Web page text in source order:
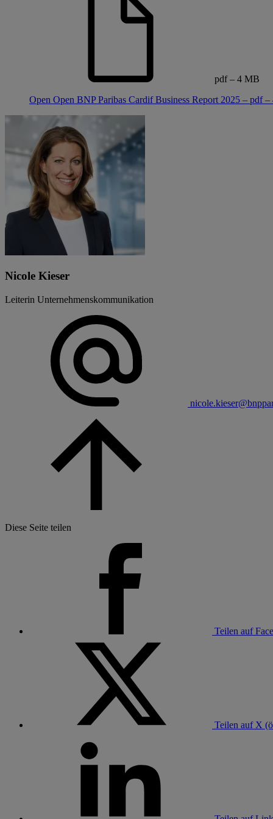
pdf – 4 MB
Open Open BNP Paribas Cardif Business Report 2025 – pdf
Nicole Kieser
Leiterin Unternehmenskommunikation
Diese Seite teilen
Teilen auf
Teilen auf X